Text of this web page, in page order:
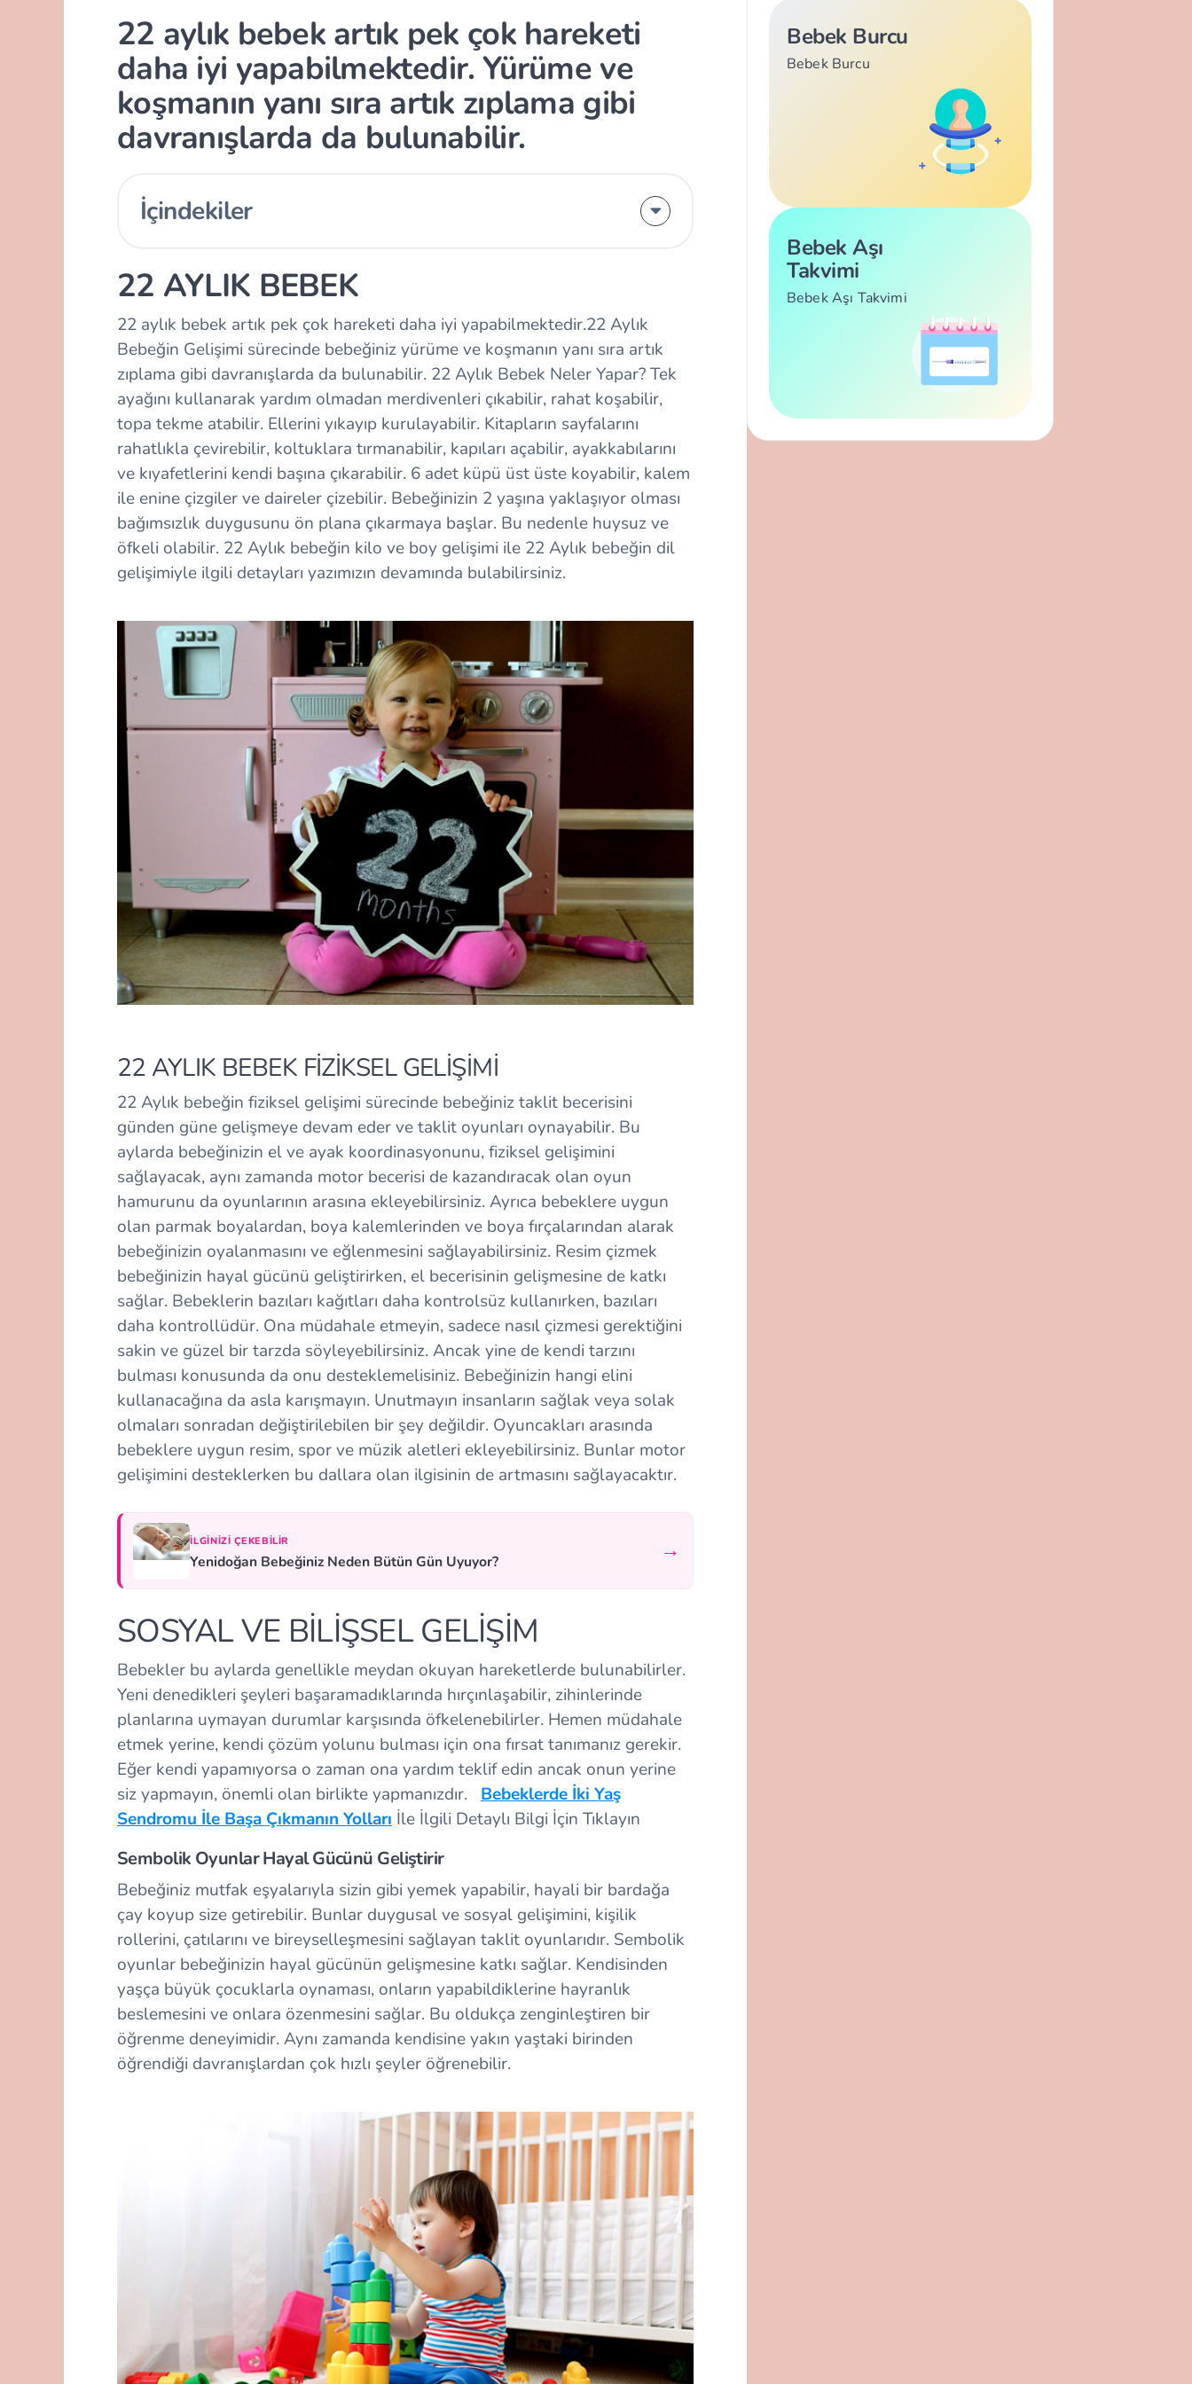
22 aylık bebek artık pek çok hareketi
daha iyi yapabilmektedir. Yürüme ve
koşmanın yanı sıra artık zıplama gibi
davranışlarda da bulunabilir.
İçindekiler
22 AYLIK BEBEK
22 aylık bebek artık pek çok hareketi daha iyi yapabilmektedir.22 Aylık
Bebeğin Gelişimi sürecinde bebeğiniz yürüme ve koşmanın yanı sıra artık
zıplama gibi davranışlarda da bulunabilir. 22 Aylık Bebek Neler Yapar? Tek
ayağını kullanarak yardım olmadan merdivenleri çıkabilir, rahat koşabilir,
topa tekme atabilir. Ellerini yıkayıp kurulayabilir. Kitapların sayfalarını
rahatlıkla çevirebilir, koltuklara tırmanabilir, kapıları açabilir, ayakkabılarını
ve kıyafetlerini kendi başına çıkarabilir. 6 adet küpü üst üste koyabilir, kalem
ile enine çizgiler ve daireler çizebilir. Bebeğinizin 2 yaşına yaklaşıyor olması
bağımsızlık duygusunu ön plana çıkarmaya başlar. Bu nedenle huysuz ve
öfkeli olabilir. 22 Aylık bebeğin kilo ve boy gelişimi ile 22 Aylık bebeğin dil
gelişimiyle ilgili detayları yazımızın devamında bulabilirsiniz.
22 AYLIK BEBEK FİZİKSEL GELİŞİMİ
22 Aylık bebeğin fiziksel gelişimi sürecinde bebeğiniz taklit becerisini
günden güne gelişmeye devam eder ve taklit oyunları oynayabilir. Bu
aylarda bebeğinizin el ve ayak koordinasyonunu, fiziksel gelişimini
sağlayacak, aynı zamanda motor becerisi de kazandıracak olan oyun
hamurunu da oyunlarının arasına ekleyebilirsiniz. Ayrıca bebeklere uygun
olan parmak boyalardan, boya kalemlerinden ve boya fırçalarından alarak
bebeğinizin oyalanmasını ve eğlenmesini sağlayabilirsiniz. Resim çizmek
bebeğinizin hayal gücünü geliştirirken, el becerisinin gelişmesine de katkı
sağlar. Bebeklerin bazıları kağıtları daha kontrolsüz kullanırken, bazıları
daha kontrollüdür. Ona müdahale etmeyin, sadece nasıl çizmesi gerektiğini
sakin ve güzel bir tarzda söyleyebilirsiniz. Ancak yine de kendi tarzını
bulması konusunda da onu desteklemelisiniz. Bebeğinizin hangi elini
kullanacağına da asla karışmayın. Unutmayın insanların sağlak veya solak
olmaları sonradan değiştirilebilen bir şey değildir. Oyuncakları arasında
bebeklere uygun resim, spor ve müzik aletleri ekleyebilirsiniz. Bunlar motor
gelişimini desteklerken bu dallara olan ilgisinin de artmasını sağlayacaktır.
İLGINIZI ÇEKEBILIR
Yenidoğan Bebeğiniz Neden Bütün Gün Uyuyor? →
SOSYAL VE BİLİŞSEL GELİŞİM
Bebekler bu aylarda genellikle meydan okuyan hareketlerde bulunabilirler.
Yeni denedikleri şeyleri başaramadıklarında hırçınlaşabilir, zihinlerinde
planlarına uymayan durumlar karşısında öfkelenebilirler. Hemen müdahale
etmek yerine, kendi çözüm yolunu bulması için ona fırsat tanımanız gerekir.
Eğer kendi yapamıyorsa o zaman ona yardım teklif edin ancak onun yerine
siz yapmayın, önemli olan birlikte yapmanızdır.
Bebeklerde İki Yaş
Sendromu İle Başa Çıkmanın Yolları İle İlgili Detaylı Bilgi İçin Tıklayın
Sembolik Oyunlar Hayal Gücünü Geliştirir
Bebeğiniz mutfak eşyalarıyla sizin gibi yemek yapabilir, hayali bir bardağa
çay koyup size getirebilir. Bunlar duygusal ve sosyal gelişimini, kişilik
rollerini, çatılarını ve bireyselleşmesini sağlayan taklit oyunlarıdır. Sembolik
oyunlar bebeğinizin hayal gücünün gelişmesine katkı sağlar. Kendisinden
yaşça büyük çocuklarla oynaması, onların yapabildiklerine hayranlık
beslemesini ve onlara özenmesini sağlar. Bu oldukça zenginleştiren bir
öğrenme deneyimidir. Aynı zamanda kendisine yakın yaştaki birinden
öğrendiği davranışlardan çok hızlı şeyler öğrenebilir.
Bebek Burcu
Bebek Burcu
Bebek Aşı
Takvimi
Bebek Aşı Takvimi